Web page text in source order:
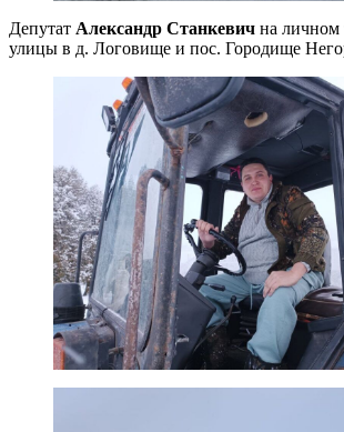
Депутат Александр Станкевич на личном
улицы в д. Логовище и пос. Городище